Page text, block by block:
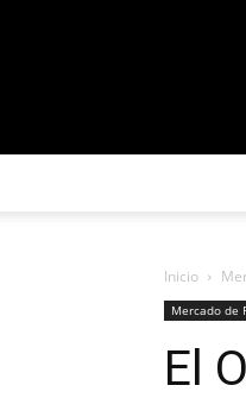
Inicio
Mercado de
El